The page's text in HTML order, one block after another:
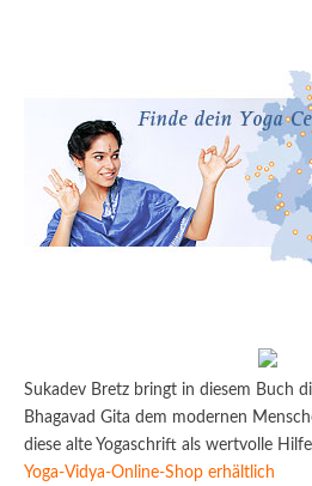
Sukadev Bretz bringt in diesem Buch
Bhagavad Gita dem modernen
diese alte Yogaschrift als wertvolle
Yoga-Vidya-Online-Shop erhältlich